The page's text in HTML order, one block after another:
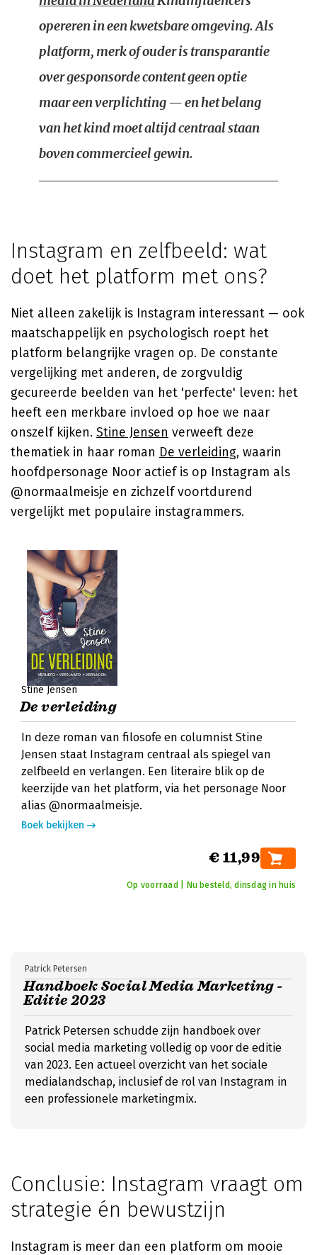
opereren in een kwetsbare omgeving. Als
platform, merk of ouder is transparantie
over gesponsorde content geen optie
maar een verplichting — en het belang
van het kind moet altijd centraal staan
boven commercieel gewin.
Instagram en zelfbeeld: wat
doet het platform met ons?
Niet alleen zakelijk is Instagram interessant — ook
maatschappelijk en psychologisch roept het
platform belangrijke vragen op. De constante
vergelijking met anderen, de zorgvuldig
gecureerde beelden van het 'perfecte' leven: het
heeft een merkbare invloed op hoe we naar
onszelf kijken. Stine Jensen verweeft deze
thematiek in haar roman De verleiding, waarin
hoofdpersonage Noor actief is op Instagram als
@normaalmeisje en zichzelf voortdurend
vergelijkt met populaire instagrammers.
Stine Jensen
De verleiding
In deze roman van filosofe en columnist Stine
Jensen staat Instagram centraal als spiegel van
zelfbeeld en verlangen. Een literaire blik op de
keerzijde van het platform, via het personage Noor
alias @normaalmeisje.
Boek bekijken
€ 11,99
Op voorraad | Nu besteld, dinsdag in huis
Handboek Social Media Marketing -
Editie 2023
Patrick Petersen
Patrick Petersen schudde zijn handboek over
social media marketing volledig op voor de editie
van 2023. Een actueel overzicht van het sociale
medialandschap, inclusief de rol van Instagram in
een professionele marketingmix.
Conclusie: Instagram vraagt om
strategie én bewustzijn
Instagram is meer dan een platform om mooie